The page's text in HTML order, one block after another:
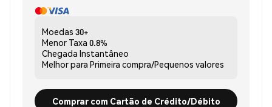
Moedas 30+
Menor Taxa 0.8%
Chegada Instantâneo
Melhor para Primeira compra/Pequenos valores
Comprar com Cartão de Crédito/Débito